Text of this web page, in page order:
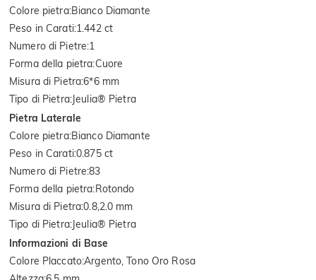
Colore pietra:Bianco Diamante
Peso in Carati:1.442 ct
Numero di Pietre:1
Forma della pietra:Cuore
Misura di Pietra:6*6 mm
Tipo di Pietra:Jeulia® Pietra
Pietra Laterale
Colore pietra:Bianco Diamante
Peso in Carati:0.875 ct
Numero di Pietre:83
Forma della pietra:Rotondo
Misura di Pietra:0.8,2.0 mm
Tipo di Pietra:Jeulia® Pietra
Informazioni di Base
Colore Placcato:Argento, Tono Oro Rosa